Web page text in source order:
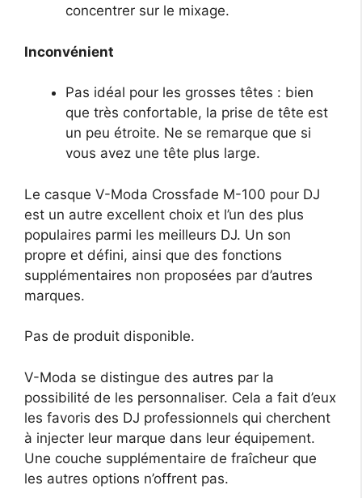
concentrer sur le mixage.
Inconvénient
Pas idéal pour les grosses têtes : bien
que très confortable, la prise de tête est
un peu étroite. Ne se remarque que si
vous avez une tête plus large.
Le casque V-Moda Crossfade M-100 pour DJ
est un autre excellent choix et l’un des plus
populaires parmi les meilleurs DJ. Un son
propre et défini, ainsi que des fonctions
supplémentaires non proposées par d’autres
marques.
Pas de produit disponible.
V-Moda se distingue des autres par la
possibilité de les personnaliser. Cela a fait d’eux
les favoris des DJ professionnels qui cherchent
à injecter leur marque dans leur équipement.
Une couche supplémentaire de fraîcheur que
les autres options n’offrent pas.